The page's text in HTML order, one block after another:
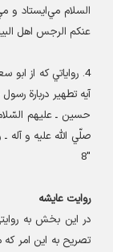
السلام مي‌ایستاد و
عنکم الرجس اهل
رواياتي که از
آيه تطهیر دربارة
حسين ـ عليهم
صلّي الله عليه و آله
روایت عایشه
در اين بخش به
تصريح به اين امر که